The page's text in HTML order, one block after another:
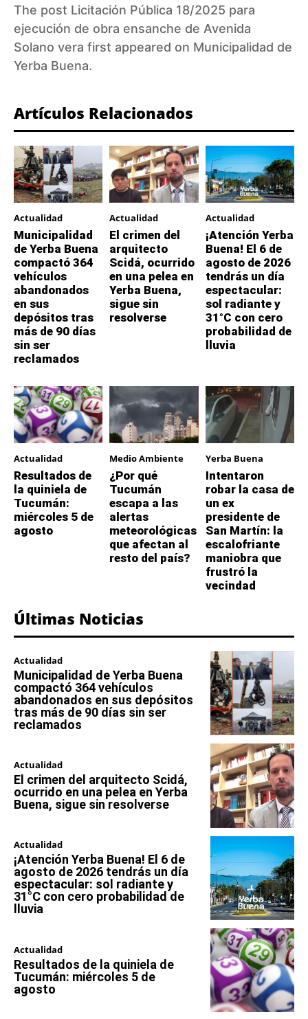
The post Licitación Pública 18/2025 para
ejecución de obra ensanche de Avenida
Solano vera first appeared on Municipalidad de
Yerba Buena.
Artículos Relacionados
Actualidad
Municipalidad
de Yerba Buena
compactó 364
vehículos
abandonados
en sus
depósitos tras
más de 90 días
sin ser
reclamados
Actualidad
El crimen del
arquitecto
Scidá, ocurrido
en una pelea en
Yerba Buena,
sigue sin
resolverse
Actualidad
¡Atención Yerba
Buena! El 6 de
agosto de 2026
tendrás un día
espectacular:
sol radiante y
31°C con cero
probabilidad de
lluvia
Actualidad
Resultados de
la quiniela de
Tucumán:
miércoles 5 de
agosto
Medio Ambiente
¿Por qué
Tucumán
escapa a las
alertas
meteorológicas
que afectan al
resto del país?
Yerba Buena
Intentaron
robar la casa de
un ex
presidente de
San Martín: la
escalofriante
maniobra que
frustró la
vecindad
Últimas Noticias
Actualidad
Municipalidad de Yerba Buena
compactó 364 vehículos
abandonados en sus depósitos
tras más de 90 días sin ser
reclamados
Actualidad
El crimen del arquitecto Scidá,
ocurrido en una pelea en Yerba
Buena, sigue sin resolverse
Actualidad
¡Atención Yerba Buena! El 6 de
agosto de 2026 tendrás un día
espectacular: sol radiante y
31°C con cero probabilidad de
lluvia
Actualidad
Resultados de la quiniela de
Tucumán: miércoles 5 de
agosto